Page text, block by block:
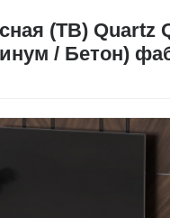
(ТВ) Quartz
/ Бетон)